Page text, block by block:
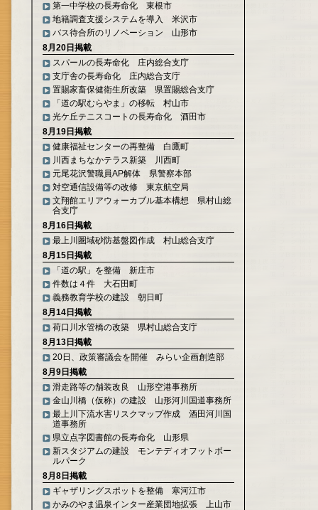
第一中学校の長寿命化 東根市
地籍調査支援システムを導入 米沢市
バス待合所のリノベーション 山形市
8月20日掲載
スパールの長寿命化 庄内総合支庁
支庁舎の長寿命化 庄内総合支庁
置賜家畜保健衛生所改築 県置賜総合支庁
「道の駅むらやま」の移転 村山市
光ケ丘テニスコートの長寿命化 酒田市
8月19日掲載
健康福祉センターの再整備 白鷹町
川西まちなかテラス新築 川西町
元尾花沢警職員AP解体 県警察本部
対空通信設備等の改修 東京航空局
文翔館エリアウォーカブル基本構想 県村山総
合支庁
8月16日掲載
最上川圏域砂防基盤図作成 村山総合支庁
8月15日掲載
「道の駅」を整備 新庄市
件数は４件 大石田町
義務教育学校の建設 朝日町
8月14日掲載
荷口川水管橋の改築 県村山総合支庁
8月13日掲載
20日、政策審議会を開催 みらい企画創造部
8月9日掲載
滑走路等の舗装改良 山形空港事務所
金山川橋（仮称）の建設 山形河川国道事務所
最上川下流水害リスクマップ作成 酒田河川国
道事務所
県立点字図書館の長寿命化 山形県
新スタジアムの建設 モンテディオフットボー
ルパーク
8月8日掲載
ギャザリングスポットを整備 寒河江市
かみのやま温泉インター産業団地拡張 上山市